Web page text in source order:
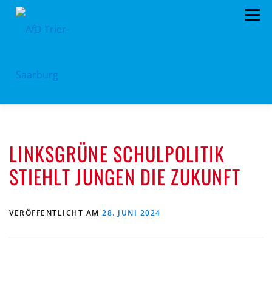
Zum
Menü
AKTUELLES TERMINE MITMACHEN!
KONTAKT
LINKSGRÜNE SCHULPOLITIK
STIEHLT JUNGEN DIE ZUKUNFT
VERÖFFENTLICHT AM 28. JUNI 2024